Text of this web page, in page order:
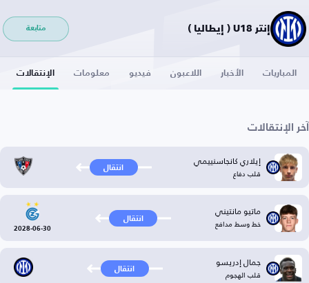
إنتر U18 ( إيطاليا ) متابعة
المباريات الأخبار اللاعبون فيديو معلومات الإنتقالات
آخر الإنتقالات
إيلاري كانجاسنييمي
قلب دفاع انتقال
ماتيو مانتيني
خط وسط مدافع انتقال
2028-06-30
جمال إدريسو
قلب الهجوم انتقال